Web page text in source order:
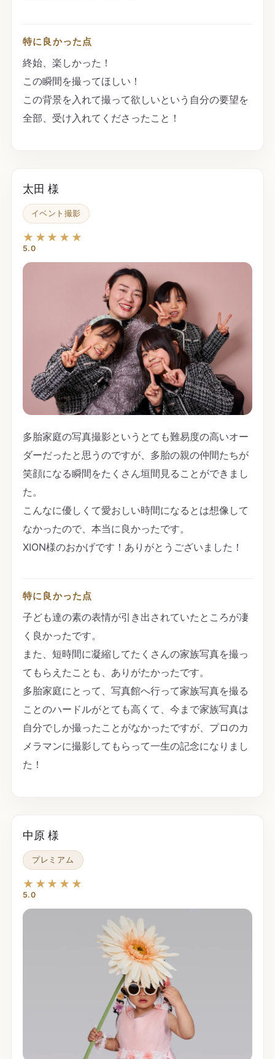
特に良かった点
終始、楽しかった！
この瞬間を撮ってほしい！
この背景を入れて撮って欲しいという自分の要望を
全部、受け入れてくださったこと！
太田 様
イベント撮影
★★★★★
5.0
多胎家庭の写真撮影というとても難易度の高いオー
ダーだったと思うのですが、多胎の親の仲間たちが
笑顔になる瞬間をたくさん垣間見ることができまし
た。
こんなに優しくて愛おしい時間になるとは想像して
なかったので、本当に良かったです。
XION様のおかげです！ありがとうございました！
特に良かった点
子ども達の素の表情が引き出されていたところが凄
く良かったです。
また、短時間に凝縮してたくさんの家族写真を撮っ
てもらえたことも、ありがたかったです。
多胎家庭にとって、写真館へ行って家族写真を撮る
ことのハードルがとても高くて、今まで家族写真は
自分でしか撮ったことがなかったですが、プロのカ
メラマンに撮影してもらって一生の記念になりまし
た！
中原 様
プレミアム
★★★★★
5.0